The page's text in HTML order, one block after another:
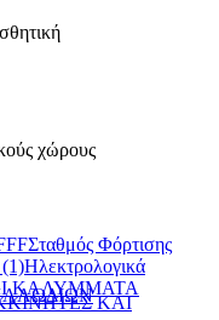
χώρους
Σταθμός Φόρτισης
Ηλεκτρολογικά
ΚΑΛΥΜΜΑΤΑ
ΚΑΙ